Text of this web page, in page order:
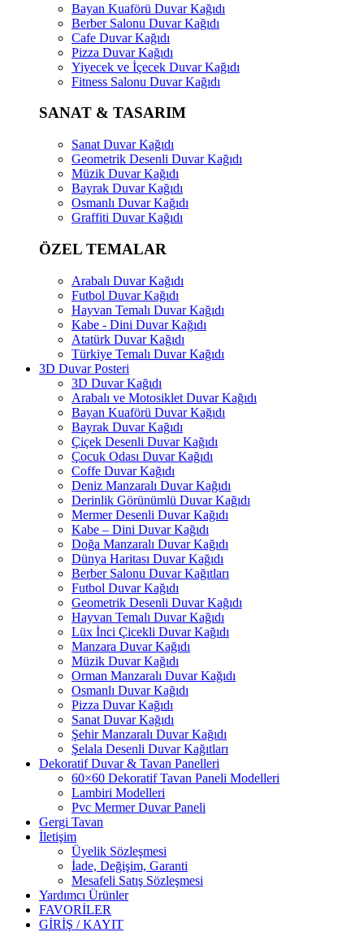
Bayan Kuaförü Duvar Kağıdı
Berber Salonu Duvar Kağıdı
Cafe Duvar Kağıdı
Pizza Duvar Kağıdı
Yiyecek ve İçecek Duvar Kağıdı
Fitness Salonu Duvar Kağıdı
SANAT & TASARIM
Sanat Duvar Kağıdı
Geometrik Desenli Duvar Kağıdı
Müzik Duvar Kağıdı
Bayrak Duvar Kağıdı
Osmanlı Duvar Kağıdı
Graffiti Duvar Kağıdı
ÖZEL TEMALAR
Arabalı Duvar Kağıdı
Futbol Duvar Kağıdı
Hayvan Temalı Duvar Kağıdı
Kabe - Dini Duvar Kağıdı
Atatürk Duvar Kağıdı
Türkiye Temalı Duvar Kağıdı
3D Duvar Posteri
3D Duvar Kağıdı
Arabalı ve Motosiklet Duvar Kağıdı
Bayan Kuaförü Duvar Kağıdı
Bayrak Duvar Kağıdı
Çiçek Desenli Duvar Kağıdı
Çocuk Odası Duvar Kağıdı
Coffe Duvar Kağıdı
Deniz Manzaralı Duvar Kağıdı
Derinlik Görünümlü Duvar Kağıdı
Mermer Desenli Duvar Kağıdı
Kabe – Dini Duvar Kağıdı
Doğa Manzaralı Duvar Kağıdı
Dünya Haritası Duvar Kağıdı
Berber Salonu Duvar Kağıtları
Futbol Duvar Kağıdı
Geometrik Desenli Duvar Kağıdı
Hayvan Temalı Duvar Kağıdı
Lüx İnci Çicekli Duvar Kağıdı
Manzara Duvar Kağıdı
Müzik Duvar Kağıdı
Orman Manzaralı Duvar Kağıdı
Osmanlı Duvar Kağıdı
Pizza Duvar Kağıdı
Sanat Duvar Kağıdı
Şehir Manzaralı Duvar Kağıdı
Şelala Desenli Duvar Kağıtları
Dekoratif Duvar & Tavan Panelleri
60×60 Dekoratif Tavan Paneli Modelleri
Lambiri Modelleri
Pvc Mermer Duvar Paneli
Gergi Tavan
İletişim
Üyelik Sözleşmesi
İade, Değişim, Garanti
Mesafeli Satış Sözleşmesi
Yardımcı Ürünler
FAVORİLER
GİRİŞ / KAYIT